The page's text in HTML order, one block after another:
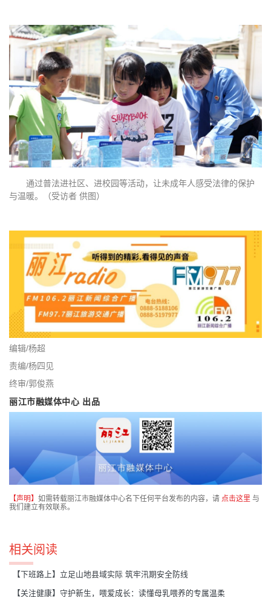
通过普法进社区、进校园等活动，让未成年人感受法律的保护
与温暖。（受访者 供图）
编辑/杨超
责编/杨四见
终审/郭俊燕
丽江市融媒体中心 出品
【声明】 如需转载丽江市融媒体中心名下任何平台发布的内容，请 点击这里 与
我们建立有效联系。
相关阅读
【下班路上】立足山地县域实际 筑牢汛期安全防线
【关注健康】守护新生，喂爱成长：读懂母乳喂养的专属温柔